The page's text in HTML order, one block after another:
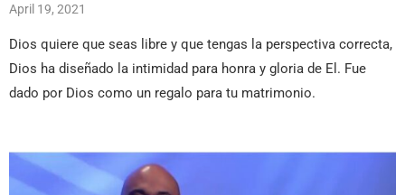
April 19, 2021
Dios quiere que seas libre y que tengas la perspectiva correcta,
Dios ha diseñado la intimidad para honra y gloria de El. Fue
dado por Dios como un regalo para tu matrimonio.